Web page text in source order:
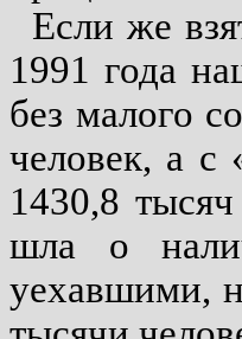
Если же
1991 года
без малого
человек, а
1430,8
шла о
уехавшими,